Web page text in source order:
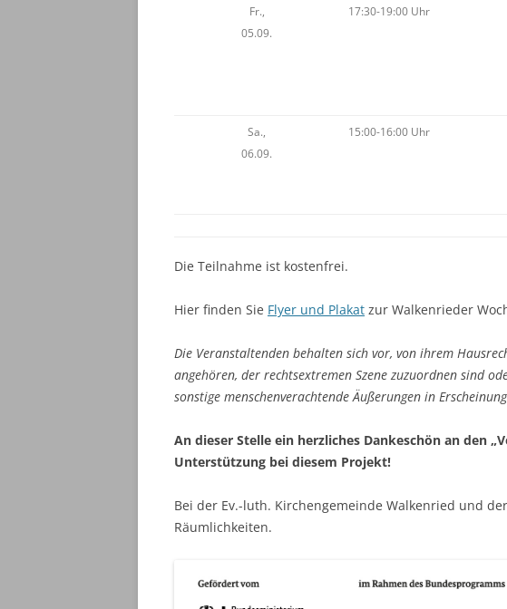
Fr.,
05.09.
17:30-19:00 Uhr
Sa.,
06.09.
15:00-16:00 Uhr
Die Teilnahme ist kostenfrei.
Hier finden Sie Flyer und Plakat zur Walkenrieder
Die Veranstaltenden behalten sich vor, von ihrem
angehören, der rechtsextremen Szene zuzuordnen sind
sonstige menschenverachtende Äußerungen in
An dieser Stelle ein herzliches Dankeschön an den
Unterstützung bei diesem Projekt!
Bei der Ev.-luth. Kirchengemeinde Walkenried und
Räumlichkeiten.